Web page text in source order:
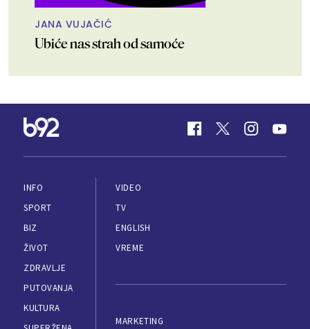
JANA VUJAČIĆ
Ubiće nas strah od samoće
INFO
SPORT
BIZ
ŽIVOT
ZDRAVLJE
PUTOVANJA
KULTURA
VIDEO
TV
ENGLISH
VREME
MARKETING